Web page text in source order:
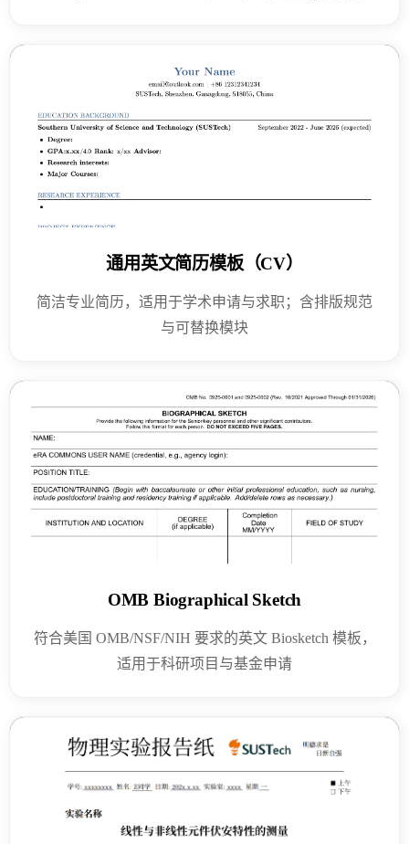
通用英文简历模板（CV）
简洁专业简历，适用于学术申请与求职；含排版规范
与可替换模块
OMB Biographical Sketch
符合美国 OMB/NSF/NIH 要求的英文 Biosketch 模板，
适用于科研项目与基金申请